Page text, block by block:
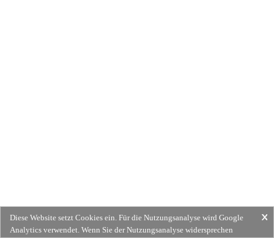
Diese Website setzt Cookies ein. Für die Nutzungsanalyse wird Google
Analytics verwendet. Wenn Sie der Nutzungsanalyse widersprechen